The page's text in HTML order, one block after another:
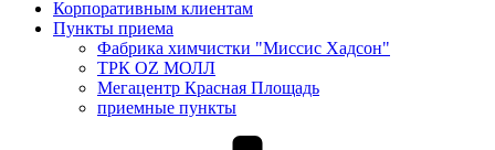
Корпоративным клиентам
Пункты приема
Фабрика химчистки "Миссис Хадсон"
ТРК OZ МОЛЛ
Мегацентр Красная Площадь
приемные пункты